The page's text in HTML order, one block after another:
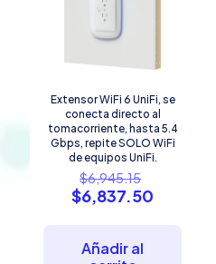
Extensor WiFi 6 UniFi, se
conecta directo al
tomacorriente, hasta 5.4
Gbps, repite SOLO WiFi
de equipos UniFi.
$6,945.15
precio
original
$6,837.50
Añadir al